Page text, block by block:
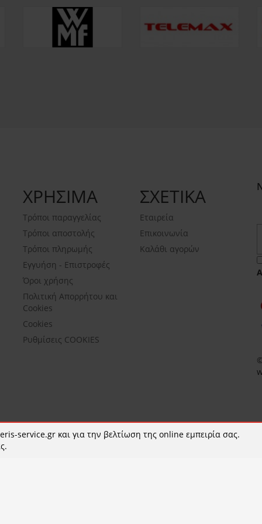
ΧΡΗΣΙΜΑ
Τρόποι παραγγελίας
Τρόποι αποστολής
Τρόποι πληρωμής
Εγγυήση - Επιστροφές
Όροι χρήσης
Πολιτική Απορρήτου και
Cookies
Cookies
Ρυθμίσεις COOKIES
ΣΧΕΤΙΚΑ
Εταιρεία
Επικοινωνία
Καλάθι αγορών
service.gr και για την βελτίωση της online εμπειρία σας.